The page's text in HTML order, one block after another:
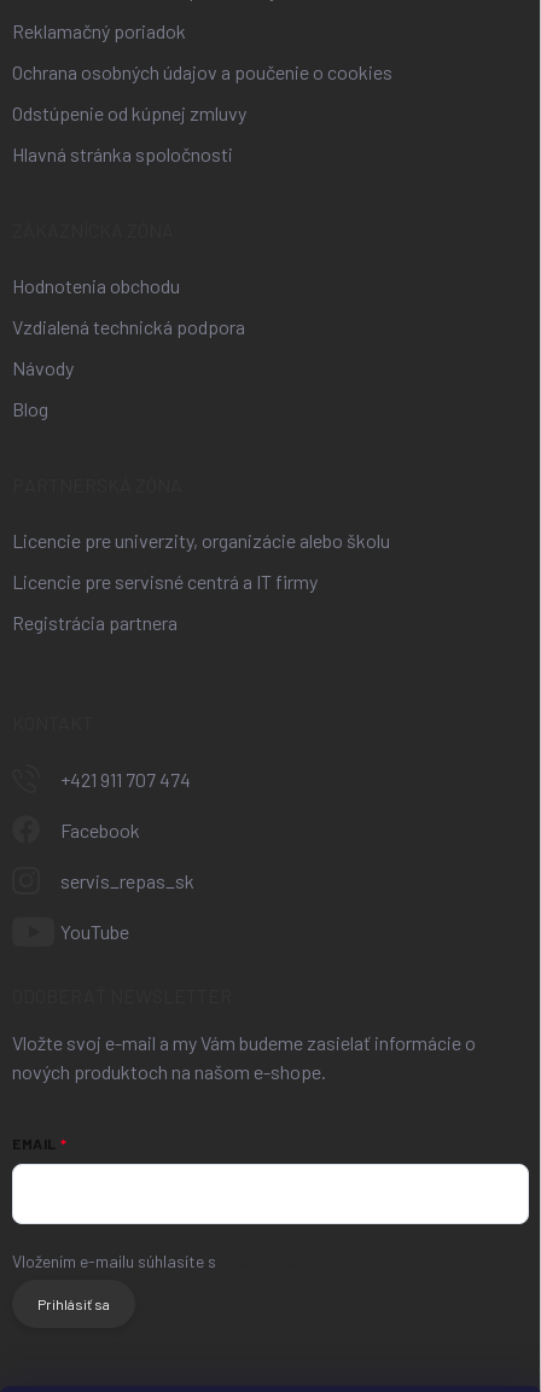
Reklamačný poriadok
Ochrana osobných údajov a poučenie o cookies
Odstúpenie od kúpnej zmluvy
Hlavná stránka spoločnosti
Hodnotenia obchodu
Vzdialená technická podpora
Návody
Blog
Licencie pre univerzity, organizácie alebo školu
Licencie pre servisné centrá a IT firmy
Registrácia partnera
+421 911 707 474
Facebook
servis_repas_sk
YouTube
Vložte svoj e-mail a my Vám budeme zasielať informácie o
nových produktoch na našom e-shope.
EMAIL
Vložením e-mailu súhlasíte s
Prihlásiť sa